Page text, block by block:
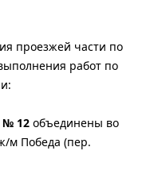
проезжей части по
работ по
12 объединены во
м Победа (пер.